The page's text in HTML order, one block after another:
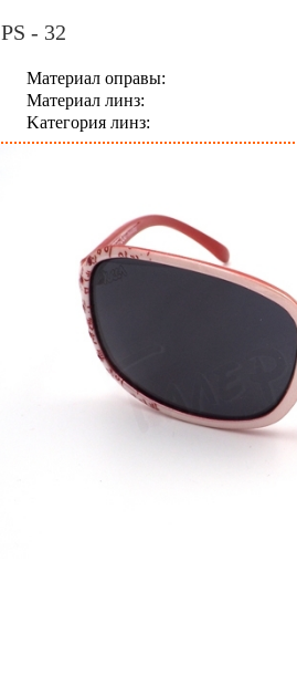
PS - 32
Материал оправы:
Материал линз:
Kатегория линз: